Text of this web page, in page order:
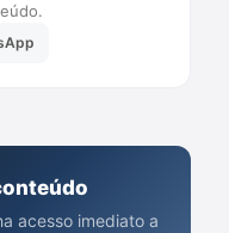
acesso imediato a